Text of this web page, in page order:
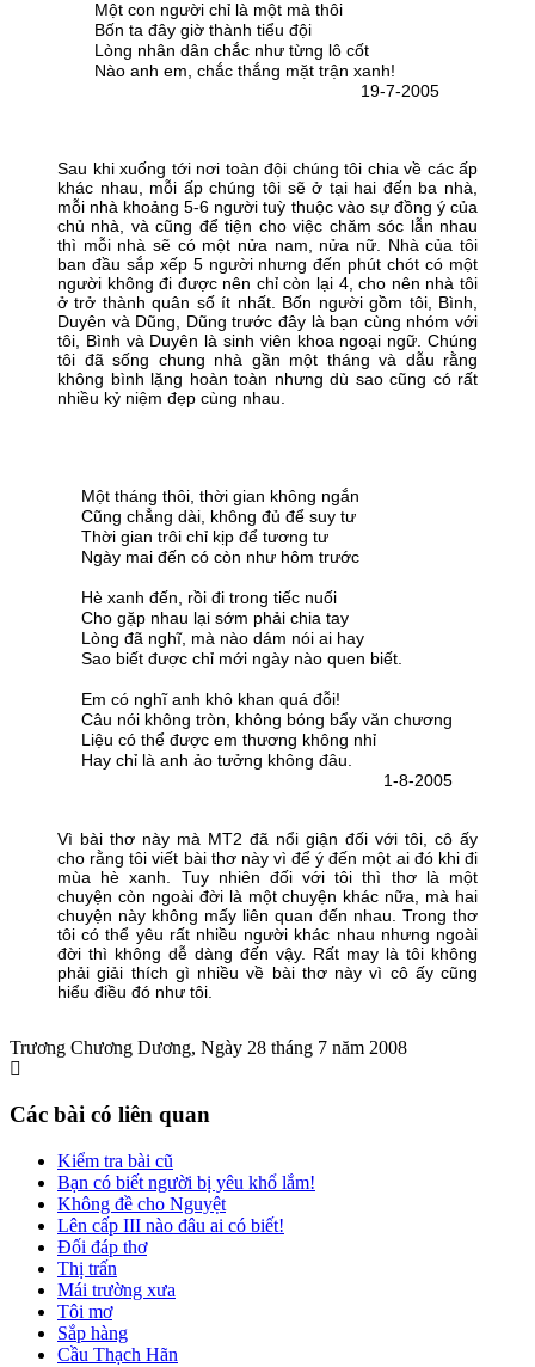
Một con người chỉ là một mà thôi
Bốn ta đây giờ thành tiểu đội
Lòng nhân dân chắc như từng lô cốt
Nào anh em, chắc thắng mặt trận xanh!
19-7-2005
Sau khi xuống tới nơi toàn đội chúng tôi chia về các ấp
khác nhau, mỗi ấp chúng tôi sẽ ở tại hai đến ba nhà,
mỗi nhà khoảng 5-6 người tuỳ thuộc vào sự đồng ý của
chủ nhà, và cũng để tiện cho việc chăm sóc lẫn nhau
thì mỗi nhà sẽ có một nửa nam, nửa nữ. Nhà của tôi
ban đầu sắp xếp 5 người nhưng đến phút chót có một
người không đi được nên chỉ còn lại 4, cho nên nhà tôi
ở trở thành quân số ít nhất. Bốn người gồm tôi, Bình,
Duyên và Dũng, Dũng trước đây là bạn cùng nhóm với
tôi, Bình và Duyên là sinh viên khoa ngoại ngữ. Chúng
tôi đã sống chung nhà gần một tháng và dẫu rằng
không bình lặng hoàn toàn nhưng dù sao cũng có rất
nhiều kỷ niệm đẹp cùng nhau.
Một tháng thôi, thời gian không ngắn
Cũng chẳng dài, không đủ để suy tư
Thời gian trôi chỉ kịp để tương tư
Ngày mai đến có còn như hôm trước
Hè xanh đến, rồi đi trong tiếc nuối
Cho gặp nhau lại sớm phải chia tay
Lòng đã nghĩ, mà nào dám nói ai hay
Sao biết được chỉ mới ngày nào quen biết.
Em có nghĩ anh khô khan quá đỗi!
Câu nói không tròn, không bóng bẩy văn chương
Liệu có thể được em thương không nhỉ
Hay chỉ là anh ảo tưởng không đâu.
1-8-2005
Vì bài thơ này mà MT2 đã nổi giận đối với tôi, cô ấy
cho rằng tôi viết bài thơ này vì để ý đến một ai đó khi đi
mùa hè xanh. Tuy nhiên đối với tôi thì thơ là một
chuyện còn ngoài đời là một chuyện khác nữa, mà hai
chuyện này không mấy liên quan đến nhau. Trong thơ
tôi có thể yêu rất nhiều người khác nhau nhưng ngoài
đời thì không dễ dàng đến vậy. Rất may là tôi không
phải giải thích gì nhiều về bài thơ này vì cô ấy cũng
hiểu điều đó như tôi.
Trương Chương Dương, Ngày 28 tháng 7 năm 2008
Các bài có liên quan
Kiểm tra bài cũ
Bạn có biết người bị yêu khổ lắm!
Không đề cho Nguyệt
Lên cấp III nào đâu ai có biết!
Đối đáp thơ
Thị trấn
Mái trường xưa
Tôi mơ
Sắp hàng
Cầu Thạch Hãn